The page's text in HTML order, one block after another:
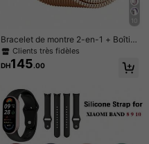
Utile(0)
Couleur: Dentelle d'argent / Taille: 38/40/41 mm (s10) 42 mm
10
Bracelet de montre 2-en-1 + Boîtier
de montre, compatible avec Apple
Watch. Bracelet en acier inoxydabl
e souple et respirant réglable avec
ntre en PC dur creux résistant aux c
hocs et aux rayures. Compatible av
ec Apple Watch Series Ultra/11/10/
9/8/7/6/5/4/SE, tailles 40/41/42/4
4/45/46/49mm. Confortable à port
er, agréable au toucher. Convient a
Clients très fidèles
DH145.00